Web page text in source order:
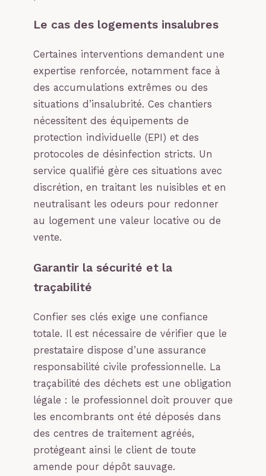
Le cas des logements insalubres
Certaines interventions demandent une
expertise renforcée, notamment face à
des accumulations extrêmes ou des
situations d’insalubrité. Ces chantiers
nécessitent des équipements de
protection individuelle (EPI) et des
protocoles de désinfection stricts. Un
service qualifié gère ces situations avec
discrétion, en traitant les nuisibles et en
neutralisant les odeurs pour redonner
au logement une valeur locative ou de
vente.
Garantir la sécurité et la
traçabilité
Confier ses clés exige une confiance
totale. Il est nécessaire de vérifier que le
prestataire dispose d’une assurance
responsabilité civile professionnelle. La
traçabilité des déchets est une obligation
légale : le professionnel doit prouver que
les encombrants ont été déposés dans
des centres de traitement agréés,
protégeant ainsi le client de toute
amende pour dépôt sauvage.